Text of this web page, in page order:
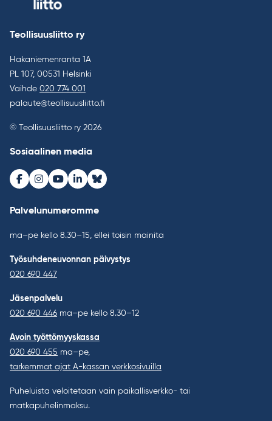
Teollisuusliitto ry
Hakaniemenranta 1A
PL 107, 00531 Helsinki
Vaihde 020 774 001
palaute@teollisuusliitto.fi
© Teollisuusliitto ry 2026
Sosiaalinen media
Facebook
Instagram
Youtube
LinkedInBluesky
Palvelunumeromme
ma–pe kello 8.30–15, ellei toisin mainita
Työsuhdeneuvonnan päivystys
020 690 447
Jäsenpalvelu
020 690 446 ma–pe kello 8.30–12
Avoin työttömyyskassa
020 690 455 ma–pe,
tarkemmat ajat A-kassan verkkosivuilla
Puheluista veloitetaan vain paikallisverkko- tai
matkapuhelinmaksu.